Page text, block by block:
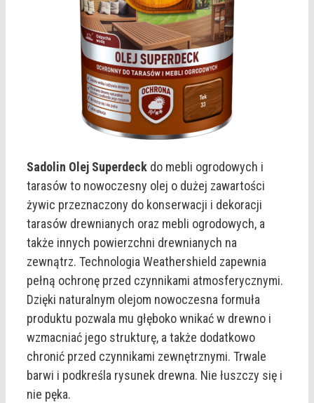
Sadolin Olej Superdeck do mebli ogrodowych i
tarasów to nowoczesny olej o dużej zawartości
żywic przeznaczony do konserwacji i dekoracji
tarasów drewnianych oraz mebli ogrodowych, a
także innych powierzchni drewnianych na
zewnątrz. Technologia Weathershield zapewnia
pełną ochronę przed czynnikami atmosferycznymi.
Dzięki naturalnym olejom nowoczesna formuła
produktu pozwala mu głęboko wnikać w drewno i
wzmacniać jego strukturę, a także dodatkowo
chronić przed czynnikami zewnętrznymi. Trwale
barwi i podkreśla rysunek drewna. Nie łuszczy się i
nie pęka.